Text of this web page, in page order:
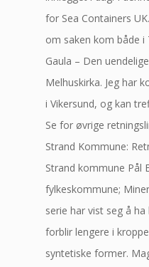
for Sea Containers
om saken kom både i
Gaula – Den
Melhuskirka. Jeg har
i Vikersund, og kan
Se for øvrige
Strand Kommune:
Strand kommune Pål
fylkeskommune;
serie har vist seg å
forblir lengere i
syntetiske former.